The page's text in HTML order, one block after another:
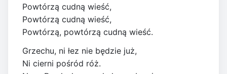
Powtórzą cudną wieść,
Powtórzą cudną wieść,
Powtórzą, powtórzą cudną wieść.
Grzechu, ni łez nie będzie już,
Ni cierni pośród róż.